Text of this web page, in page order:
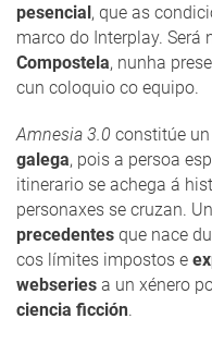
pesencial , que as
marco do Interplay. Será
Compostela, nunha
cun coloquio co equipo.
Amnesia 3.0 constitúe un
galega, pois a persoa
itinerario se achega á
personaxes se cruzan.
precedentes que nace
cos límites impostos e
webseries a un xénero
ciencia ficción.